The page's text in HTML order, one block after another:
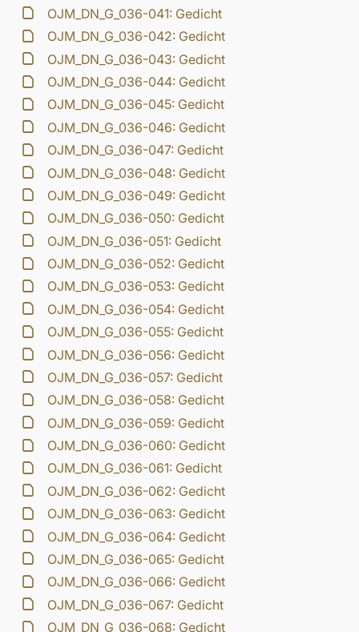
OJM_DN_G_036-041: Gedicht
OJM_DN_G_036-042: Gedicht
OJM_DN_G_036-043: Gedicht
OJM_DN_G_036-044: Gedicht
OJM_DN_G_036-045: Gedicht
OJM_DN_G_036-046: Gedicht
OJM_DN_G_036-047: Gedicht
OJM_DN_G_036-048: Gedicht
OJM_DN_G_036-049: Gedicht
OJM_DN_G_036-050: Gedicht
OJM_DN_G_036-051: Gedicht
OJM_DN_G_036-052: Gedicht
OJM_DN_G_036-053: Gedicht
OJM_DN_G_036-054: Gedicht
OJM_DN_G_036-055: Gedicht
OJM_DN_G_036-056: Gedicht
OJM_DN_G_036-057: Gedicht
OJM_DN_G_036-058: Gedicht
OJM_DN_G_036-059: Gedicht
OJM_DN_G_036-060: Gedicht
OJM_DN_G_036-061: Gedicht
OJM_DN_G_036-062: Gedicht
OJM_DN_G_036-063: Gedicht
OJM_DN_G_036-064: Gedicht
OJM_DN_G_036-065: Gedicht
OJM_DN_G_036-066: Gedicht
OJM_DN_G_036-067: Gedicht
OJM_DN_G_036-068: Gedicht